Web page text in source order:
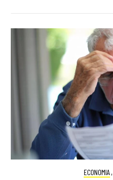
ECONOMIA ,